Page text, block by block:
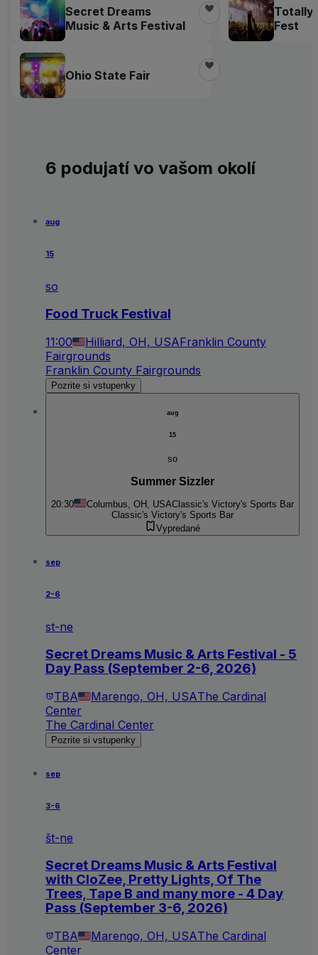
Secret Dreams
Music & Arts Festival
Ohio State Fair
Totally
Fest
6 podujatí vo vašom okolí
aug
15
so
Food Truck Festival
11:00 Hilliard, OH, USAFranklin County
Fairgrounds
Franklin County Fairgrounds
Pozrite si vstupenky
aug
15
so
Summer Sizzler
20:30 Columbus, OH, USAClassic's Victory's Sports Bar
Classic's Victory's Sports Bar
Vypredané
sep
2-6
st-ne
Secret Dreams Music & Arts Festival - 5
Day Pass (September 2-6, 2026)
TBA Marengo, OH, USAThe Cardinal
Center
The Cardinal Center
Pozrite si vstupenky
sep
3-6
št-ne
Secret Dreams Music & Arts Festival
with CloZee, Pretty Lights, Of The
Trees, Tape B and many more - 4 Day
Pass (September 3-6, 2026)
TBA Marengo, OH, USAThe Cardinal
Center